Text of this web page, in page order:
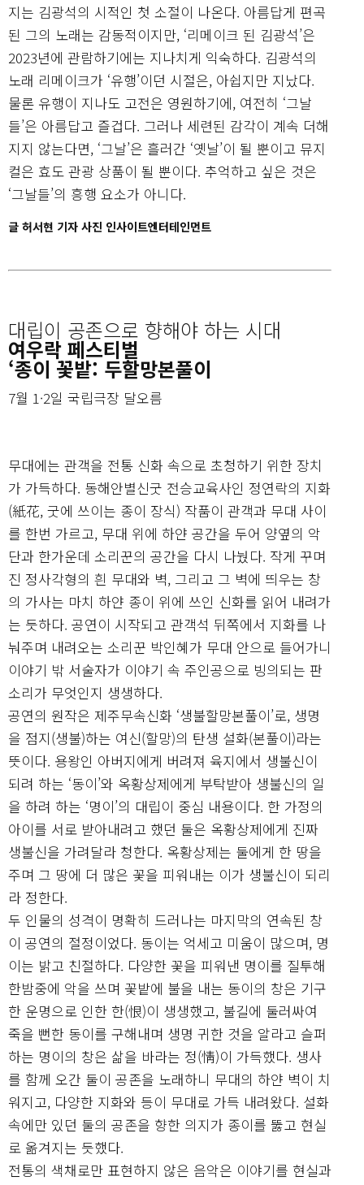
지는 김광석의 시적인 첫 소절이 나온다. 아름답게 편곡
된 그의 노래는 감동적이지만, ‘리메이크 된 김광석’은
2023년에 관람하기에는 지나치게 익숙하다. 김광석의
노래 리메이크가 ‘유행’이던 시절은, 아쉽지만 지났다.
물론 유행이 지나도 고전은 영원하기에, 여전히 ‘그날
들’은 아름답고 즐겁다. 그러나 세련된 감각이 계속 더해
지지 않는다면, ‘그날’은 흘러간 ‘옛날’이 될 뿐이고 뮤지
컬은 효도 관광 상품이 될 뿐이다. 추억하고 싶은 것은
‘그날들’의 흥행 요소가 아니다.
글 허서현 기자 사진 인사이트엔터테인먼트
대립이 공존으로 향해야 하는 시대
여우락 페스티벌
‘종이 꽃밭: 두할망본풀이
7월 1·2일 국립극장 달오름
무대에는 관객을 전통 신화 속으로 초청하기 위한 장치
가 가득하다. 동해안별신굿 전승교육사인 정연락의 지화
(紙花, 굿에 쓰이는 종이 장식) 작품이 관객과 무대 사이
를 한번 가르고, 무대 위에 하얀 공간을 두어 양옆의 악
단과 한가운데 소리꾼의 공간을 다시 나눴다. 작게 꾸며
진 정사각형의 흰 무대와 벽, 그리고 그 벽에 띄우는 창
의 가사는 마치 하얀 종이 위에 쓰인 신화를 읽어 내려가
는 듯하다. 공연이 시작되고 관객석 뒤쪽에서 지화를 나
눠주며 내려오는 소리꾼 박인혜가 무대 안으로 들어가니
이야기 밖 서술자가 이야기 속 주인공으로 빙의되는 판
소리가 무엇인지 생생하다.
공연의 원작은 제주무속신화 ‘생불할망본풀이’로, 생명
을 점지(생불)하는 여신(할망)의 탄생 설화(본풀이)라는
뜻이다. 용왕인 아버지에게 버려져 육지에서 생불신이
되려 하는 ‘동이’와 옥황상제에게 부탁받아 생불신의 일
을 하려 하는 ‘명이’의 대립이 중심 내용이다. 한 가정의
아이를 서로 받아내려고 했던 둘은 옥황상제에게 진짜
생불신을 가려달라 청한다. 옥황상제는 둘에게 한 땅을
주며 그 땅에 더 많은 꽃을 피워내는 이가 생불신이 되리
라 정한다.
두 인물의 성격이 명확히 드러나는 마지막의 연속된 창
이 공연의 절정이었다. 동이는 억세고 미움이 많으며, 명
이는 밝고 친절하다. 다양한 꽃을 피워낸 명이를 질투해
한밤중에 악을 쓰며 꽃밭에 불을 내는 동이의 창은 기구
한 운명으로 인한 한(恨)이 생생했고, 불길에 둘러싸여
죽을 뻔한 동이를 구해내며 생명 귀한 것을 알라고 슬퍼
하는 명이의 창은 삶을 바라는 정(情)이 가득했다. 생사
를 함께 오간 둘이 공존을 노래하니 무대의 하얀 벽이 치
워지고, 다양한 지화와 등이 무대로 가득 내려왔다. 설화
속에만 있던 둘의 공존을 향한 의지가 종이를 뚫고 현실
로 옮겨지는 듯했다.
전통의 색채로만 표현하지 않은 음악은 이야기를 현실과